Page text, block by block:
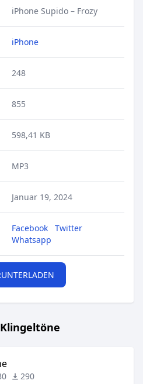
iPhone Supido – Frozy
iPhone
248
855
598,41 KB
MP3
Januar 19, 2024
Facebook
Twitter
Whatsapp
290